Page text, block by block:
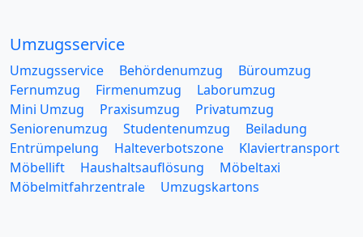
Umzugsservice
Umzugsservice Behördenumzug
Büroumzug
Fernumzug
Firmenumzug
Laborumzug
Mini Umzug
Praxisumzug
Privatumzug
Seniorenumzug
Studentenumzug
Beiladung
Entrümpelung
Halteverbotszone
Klaviertransport
Möbellift
Haushaltsauflösung
Möbeltaxi
Möbelmitfahrzentrale
Umzugskartons